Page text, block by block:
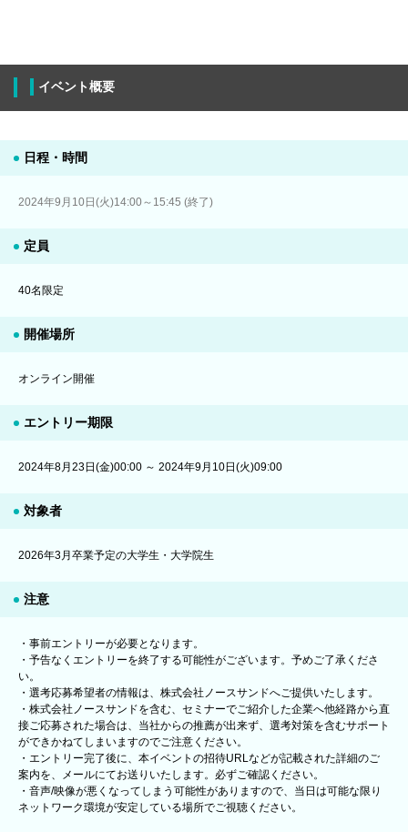
イベント概要
日程・時間
2024年9月10日(火)14:00～15:45 (終了)
定員
40名限定
開催場所
オンライン開催
エントリー期限
2024年8月23日(金)00:00 ～ 2024年9月10日(火)09:00
対象者
2026年3月卒業予定の大学生・大学院生
注意
・事前エントリーが必要となります。
・予告なくエントリーを終了する可能性がございます。予めご了承くださ
い。
・選考応募希望者の情報は、株式会社ノースサンドへご提供いたします。
・株式会社ノースサンドを含む、セミナーでご紹介した企業へ他経路から直
接ご応募された場合は、当社からの推薦が出来ず、選考対策を含むサポート
ができかねてしまいますのでご注意ください。
・エントリー完了後に、本イベントの招待URLなどが記載された詳細のご
案内を、メールにてお送りいたします。必ずご確認ください。
・音声/映像が悪くなってしまう可能性がありますので、当日は可能な限り
ネットワーク環境が安定している場所でご視聴ください。